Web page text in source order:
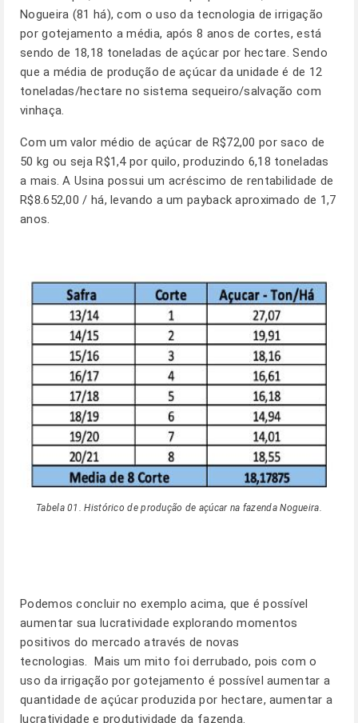
Nogueira (81 há), com o uso da tecnologia de irrigação
por gotejamento a média, após 8 anos de cortes, está
sendo de 18,18 toneladas de açúcar por hectare. Sendo
que a média de produção de açúcar da unidade é de 12
toneladas/hectare no sistema sequeiro/salvação com
vinhaça.
Com um valor médio de açúcar de R$72,00 por saco de
50 kg ou seja R$1,4 por quilo, produzindo 6,18 toneladas
a mais. A Usina possui um acréscimo de rentabilidade de
R$8.652,00 / há, levando a um payback aproximado de 1,7
anos.
Tabela 01. Histórico de produção de açúcar na fazenda Nogueira.
Podemos concluir no exemplo acima, que é possível
aumentar sua lucratividade explorando momentos
positivos do mercado através de novas
tecnologias. Mais um mito foi derrubado, pois com o
uso da irrigação por gotejamento é possível aumentar a
quantidade de açúcar produzida por hectare, aumentar a
lucratividade e produtividade da fazenda.